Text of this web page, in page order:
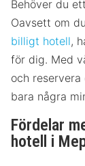
Behöver du ett
Oavsett om
billigt hotell,
för dig. Med
och
bara några
Fördelar
hotell i